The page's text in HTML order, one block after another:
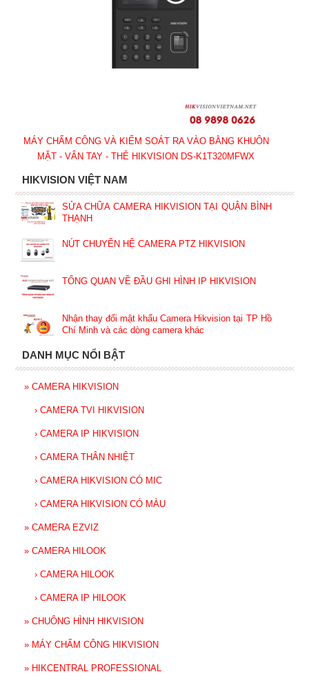
MÁY CHẤM CÔNG VÀ KIỂM SOÁT RA VÀO BẰNG KHUÔN
MẶT - VÂN TAY - THẺ HIKVISION DS-K1T320MFWX
HIKVISION VIỆT NAM
SỬA CHỮA CAMERA HIKVISION TẠI QUẬN BÌNH
THẠNH
NÚT CHUYỂN HỆ CAMERA PTZ HIKVISION
TỔNG QUAN VỀ ĐẦU GHI HÌNH IP HIKVISION
Nhận thay đổi mật khẩu Camera Hikvision tại TP Hồ
Chí Minh và các dòng camera khác
DANH MỤC NỔI BẬT
» CAMERA HIKVISION
› CAMERA TVI HIKVISION
› CAMERA IP HIKVISION
› CAMERA THÂN NHIỆT
› CAMERA HIKVISION CÓ MIC
› CAMERA HIKVISION CÓ MÀU
» CAMERA EZVIZ
» CAMERA HILOOK
› CAMERA HILOOK
› CAMERA IP HILOOK
» CHUÔNG HÌNH HIKVISION
» MÁY CHẤM CÔNG HIKVISION
» HIKCENTRAL PROFESSIONAL